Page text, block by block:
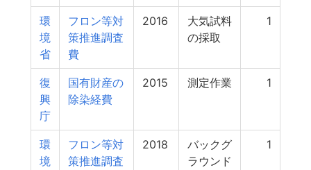
環
境
省
フロン等対
策推進調査
費
2016
大気試料
の採取
1
復
興
庁
国有財産の
除染経費
2015 測定作業 1
環
境
フロン等対
策推進調査
2018
バックグ
ラウンド
1